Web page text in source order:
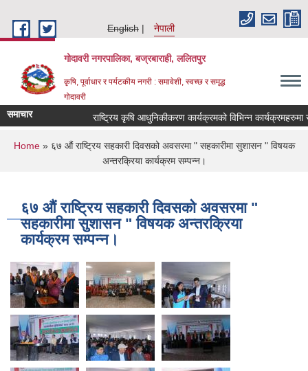
English
नेपाली
गोदावरी नगरपालिका, बज्रबाराही, ललितपुर
कृषि, पूर्वाधार र पर्यटकीय नगरी : समावेशी, स्वच्छ र समृद्ध
गोदावरी
समाचार
You are here
Home» ६७ औं राष्ट्रिय सहकारी दिवसको अवसरमा " सहकारीमा सुशासन " विषयक
अन्तरक्रिया कार्यक्रम सम्पन्न।
६७ औं राष्ट्रिय सहकारी दिवसको अवसरमा "
सहकारीमा सुशासन " विषयक अन्तरक्रिया
कार्यक्रम सम्पन्न।